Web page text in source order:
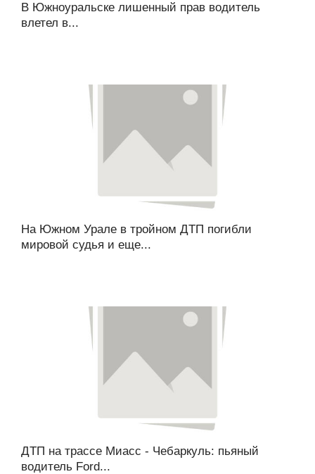
В Южноуральске лишенный прав водитель
влетел в...
На Южном Урале в тройном ДТП погибли
мировой судья и еще...
ДТП на трассе Миасс - Чебаркуль: пьяный
водитель Ford...